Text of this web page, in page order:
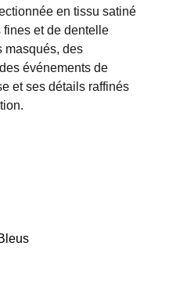
en tissu satiné
fines et de dentelle
masqués, des
événements de
et ses détails raffinés